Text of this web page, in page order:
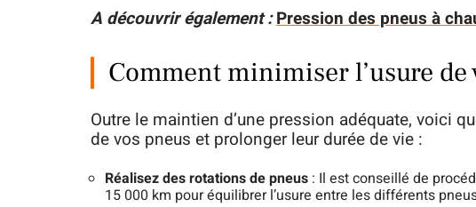
A découvrir également :Pression des pneus à
Comment minimiser l’usure de
Outre le maintien d’une pression adéquate, voici
de vos pneus et prolonger leur durée de vie :
Réalisez des rotations de pneus : Il est conseillé de
15 000 km pour équilibrer l’usure entre les différents